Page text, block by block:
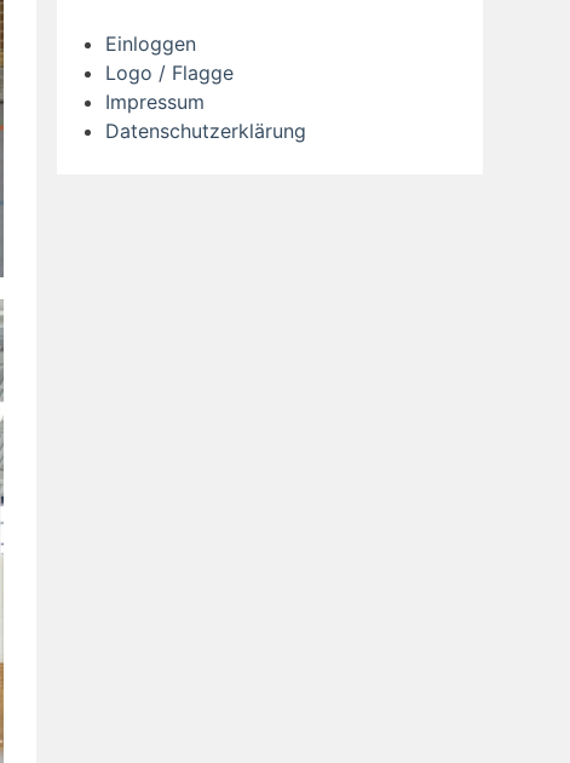
Einloggen
Logo / Flagge
Impressum
Datenschutzerklärung